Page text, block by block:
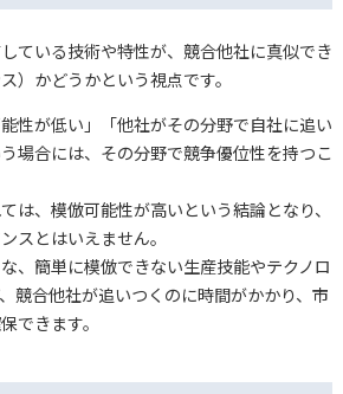
ている技術や特性が、 競合他社に真似でき
）かどうかという視点です。
能性が低い」「他社がその分野で自社に追い
場合には、その分野で競争優位性を持つこ
は、模倣可能性が高いという結論となり、
スとはいえません。
、簡単に模倣できない生産技能やテクノロ
競合他社が追いつくのに時間がかかり、市
できます。